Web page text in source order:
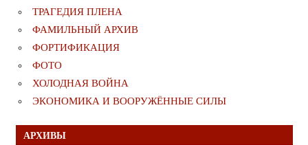
ТРАГЕДИЯ ПЛЕНА
ФАМИЛЬНЫЙ АРХИВ
ФОРТИФИКАЦИЯ
ФОТО
ХОЛОДНАЯ ВОЙНА
ЭКОНОМИКА И ВООРУЖЁННЫЕ СИЛЫ
АРХИВЫ